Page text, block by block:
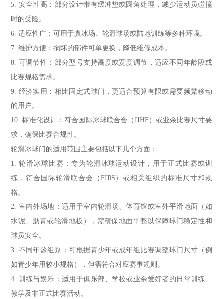
5. 安全性高：部分设计带有缓冲垫或圆角处理，减少运动员碰撞
时的受险。
6. 适应性广：可用于真冰场、轮滑球场或陆地训练等多种环境。
7. 维护方便：损坏的部件可单更换，降低维修成本。
8. 可调节性：部分型号支持高度或宽度调节，适应不同年龄段或
比赛规格需求。
9. 经济实用：相比固定式球门，更适合预算有限或需要频繁移动
的用户。
10. 标准化设计：符合国际冰球联合会（IIHF）或业余比赛尺寸要
求，确保比赛合规性。
轮滑冰球门的适用范围主要包括以下几个方面：
1. 轮滑冰球比赛：专为轮滑冰球运动设计，用于正式比赛或训
练，符合国际轮滑联合会（FIRS）或相关组织的标准尺寸和规
格。
2. 室内外场地：适用于室内轮滑场、体育馆或室外平滑地面（如
水泥、沥青或轮滑地板），需确保地面平整以保障球门稳定性和
球员安全。
3. 不同年龄组别：可根据青少年或成年组比赛调整球门尺寸（例
如青少年用较小规格），但需符合对应赛事规则。
4. 训练与娱乐：适用于俱乐部、学校或业余爱好者的日常训练、
教学及非正式比赛活动。